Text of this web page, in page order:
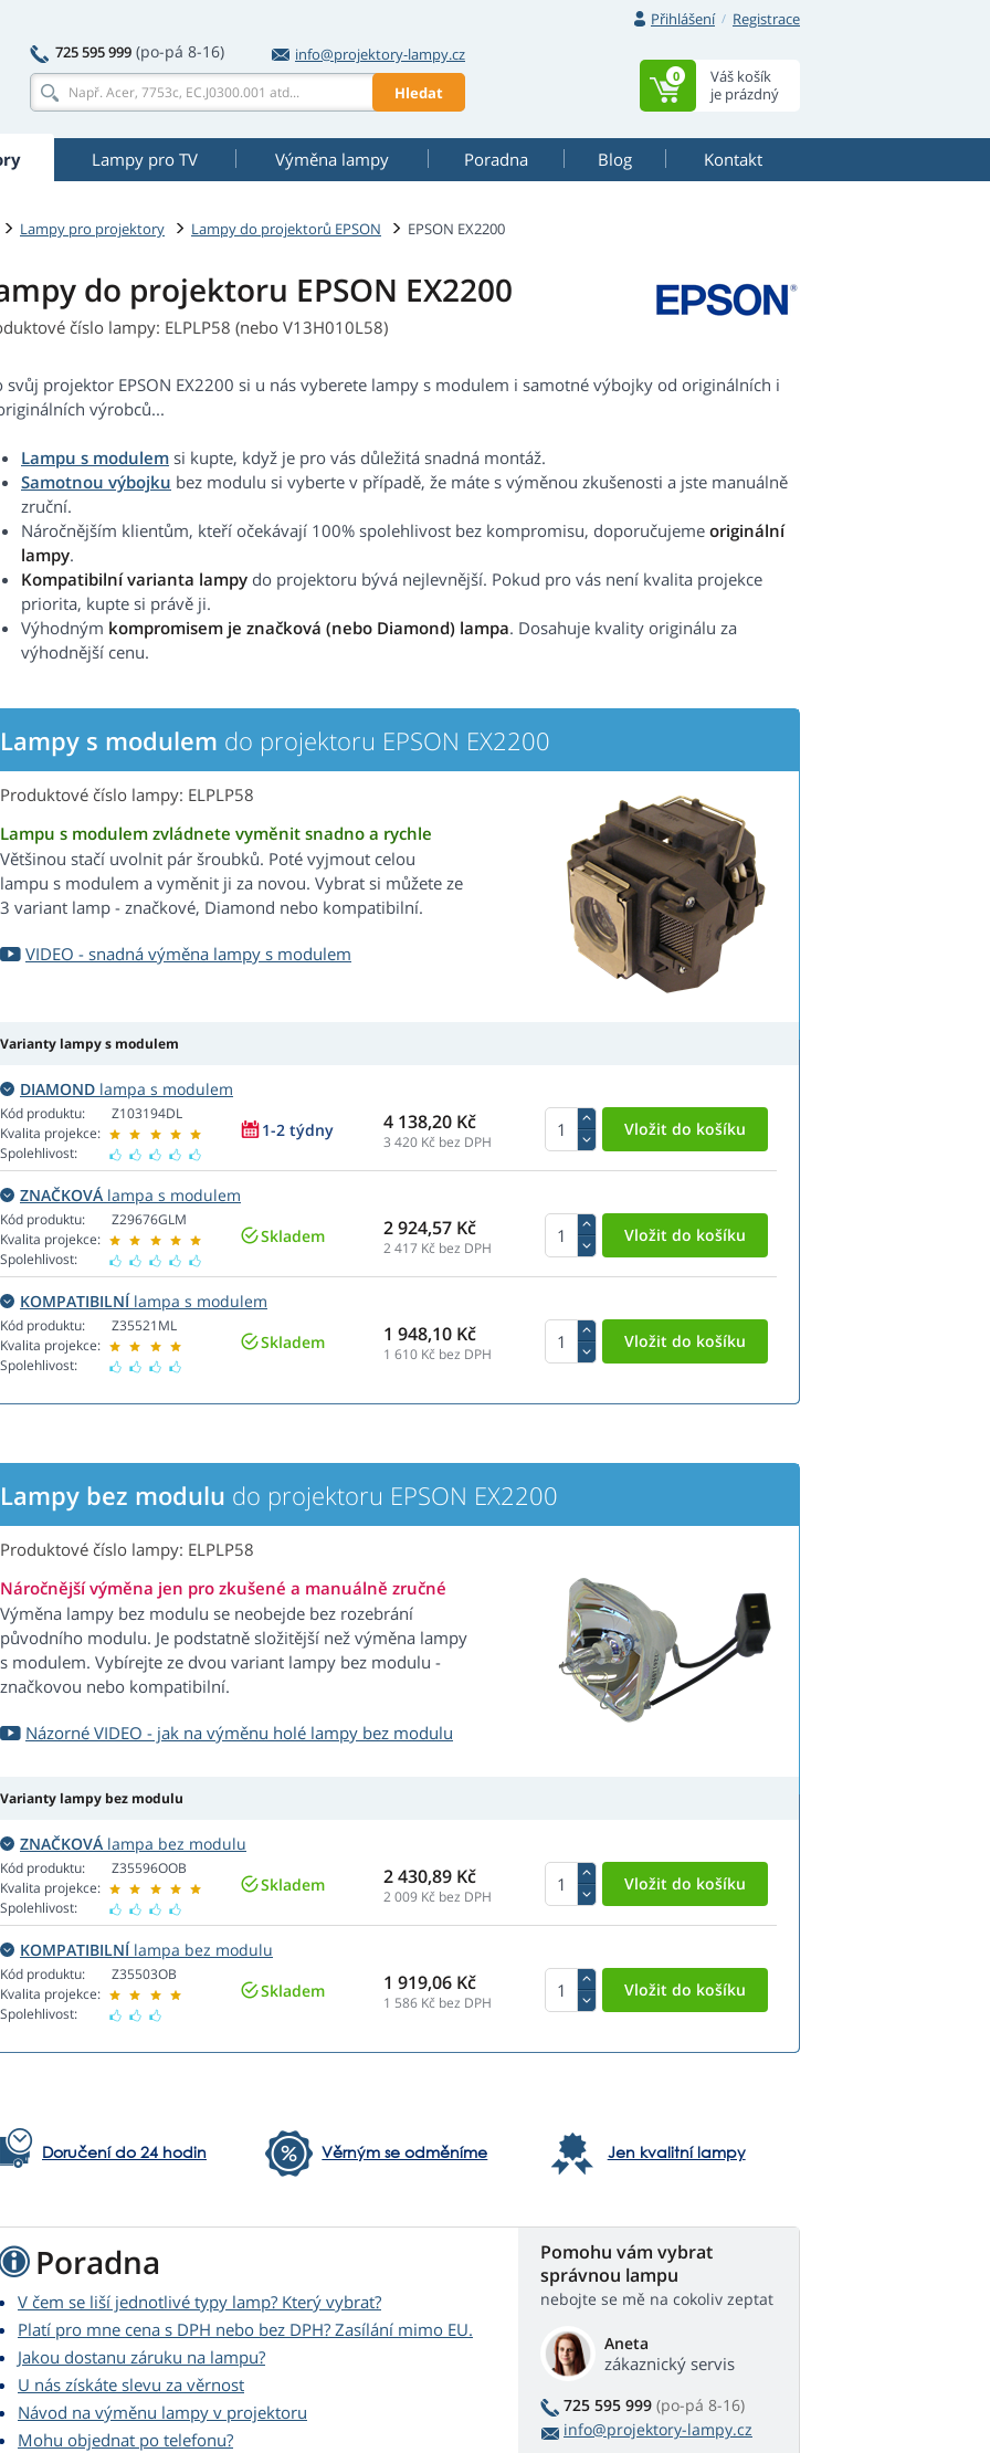
Přihlášení
Registrace
725 595 999 (po-pá 8-16)
info@projektory-lampy.cz
Hledat
Váš košík
je prázdný
0
Lampy pro TV Výměna lampy Poradna Blog Kontakt
Lampy pro projektory Lampy do projektorů EPSON EPSON EX2200
do projektoru EPSON EX2200
číslo lampy: ELPLP58 (nebo V13H010L58)
svůj projektor EPSON EX2200 si u nás vyberete lampy s modulem i samotné výbojky od originálních i
výrobců...
Lampu s modulem si kupte, když je pro vás důležitá snadná montáž.
Samotnou výbojku bez modulu si vyberte v případě, že máte s výměnou zkušenosti a jste manuálně
zruční.
Náročnějším klientům, kteří očekávají 100% spolehlivost bez kompromisu, doporučujeme originální
lampy.
Kompatibilní varianta lampy do projektoru bývá nejlevnější. Pokud pro vás není kvalita projekce
priorita, kupte si právě ji.
Výhodným kompromisem je značková (nebo Diamond) lampa. Dosahuje kvality originálu za
výhodnější cenu.
Lampy s modulem do projektoru EPSON EX2200
Produktové číslo lampy: ELPLP58
Lampu s modulem zvládnete vyměnit snadno a rychle
Většinou stačí uvolnit pár šroubků. Poté vyjmout celou
lampu s modulem a vyměnit ji za novou. Vybrat si můžete ze
3 variant lamp - značkové, Diamond nebo kompatibilní.
VIDEO - snadná výměna lampy s modulem
Varianty lampy s modulem
DIAMOND lampa s modulem
Kód produktu:
Kvalita projekce:
Spolehlivost:
Z103194DL
1-2 týdny 4 138,20 Kč
3 420 Kč bez DPH
ZNAČKOVÁ lampa s modulem
Kód produktu:
Kvalita projekce:
Spolehlivost:
Z29676GLM
Skladem 2 924,57 Kč
2 417 Kč bez DPH
KOMPATIBILNÍlampa s modulem
Kód produktu:
Kvalita projekce:
Spolehlivost:
Z35521ML
Skladem 1 948,10 Kč
1 610 Kč bez DPH
Lampy bez modulu do projektoru EPSON EX2200
Produktové číslo lampy: ELPLP58
Náročnější výměna jen pro zkušené a manuálně zručné
Výměna lampy bez modulu se neobejde bez rozebrání
původního modulu. Je podstatně složitější než výměna lampy
s modulem. Vybírejte ze dvou variant lampy bez modulu -
značkovou nebo kompatibilní.
Názorné VIDEO - jak na výměnu holé lampy bez modulu
Varianty lampy bez modulu
ZNAČKOVÁ lampa bez modulu
Kód produktu:
Kvalita projekce:
Spolehlivost:
Z35596OOB
Skladem 2 430,89 Kč
2 009 Kč bez DPH
KOMPATIBILNÍlampa bez modulu
Kód produktu:
Kvalita projekce:
Spolehlivost:
Z35503OB
Skladem 1 919,06 Kč
1 586 Kč bez DPH
Doručení do 24 hodin Věrným se odměníme Jen kvalitní lampy
Poradna
V čem se liší jednotlivé typy lamp? Který vybrat?
Platí pro mne cena s DPH nebo bez DPH? Zasílání mimo EU.
Jakou dostanu záruku na lampu?
U nás získáte slevu za věrnost
Návod na výměnu lampy v projektoru
Mohu objednat po telefonu?
Pomohu vám vybrat
správnou lampu
nebojte se mě na cokoliv zeptat
Aneta
zákaznický servis
725 595 999 (po-pá 8-16)
info@projektory-lampy.cz